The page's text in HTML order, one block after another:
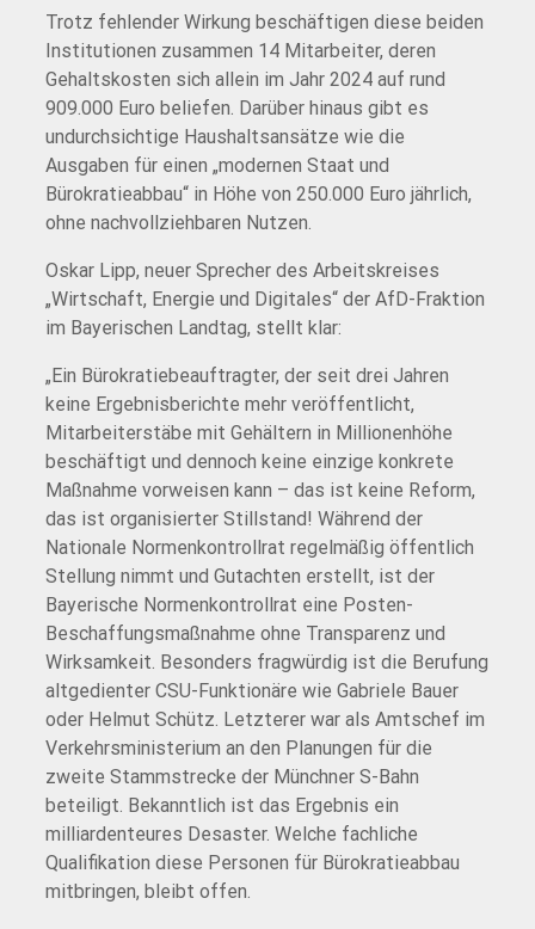
Trotz fehlender Wirkung beschäftigen diese beiden
Institutionen zusammen 14 Mitarbeiter, deren
Gehaltskosten sich allein im Jahr 2024 auf rund
909.000 Euro beliefen. Darüber hinaus gibt es
undurchsichtige Haushaltsansätze wie die
Ausgaben für einen „modernen Staat und
Bürokratieabbau“ in Höhe von 250.000 Euro jährlich,
ohne nachvollziehbaren Nutzen.
Oskar Lipp, neuer Sprecher des Arbeitskreises
„Wirtschaft, Energie und Digitales“ der AfD-Fraktion
im Bayerischen Landtag, stellt klar:
„Ein Bürokratiebeauftragter, der seit drei Jahren
keine Ergebnisberichte mehr veröffentlicht,
Mitarbeiterstäbe mit Gehältern in Millionenhöhe
beschäftigt und dennoch keine einzige konkrete
Maßnahme vorweisen kann – das ist keine Reform,
das ist organisierter Stillstand! Während der
Nationale Normenkontrollrat regelmäßig öffentlich
Stellung nimmt und Gutachten erstellt, ist der
Bayerische Normenkontrollrat eine Posten-
Beschaffungsmaßnahme ohne Transparenz und
Wirksamkeit. Besonders fragwürdig ist die Berufung
altgedienter CSU-Funktionäre wie Gabriele Bauer
oder Helmut Schütz. Letzterer war als Amtschef im
Verkehrsministerium an den Planungen für die
zweite Stammstrecke der Münchner S-Bahn
beteiligt. Bekanntlich ist das Ergebnis ein
milliardenteures Desaster. Welche fachliche
Qualifikation diese Personen für Bürokratieabbau
mitbringen, bleibt offen.